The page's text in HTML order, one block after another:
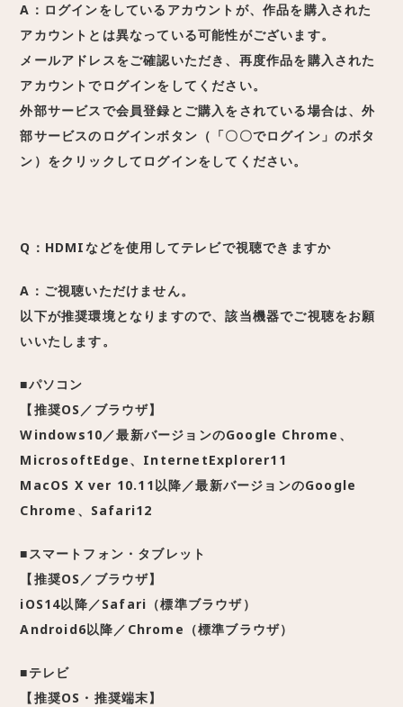
A：ログインをしているアカウントが、作品を購入された
アカウントとは異なっている可能性がございます。
メールアドレスをご確認いただき、再度作品を購入された
アカウントでログインをしてください。
外部サービスで会員登録とご購入をされている場合は、外
部サービスのログインボタン（「〇〇でログイン」のボタ
ン）をクリックしてログインをしてください。
Q：HDMIなどを使用してテレビで視聴できますか
A：ご視聴いただけません。
以下が推奨環境となりますので、該当機器でご視聴をお願
いいたします。
■パソコン
【推奨OS／ブラウザ】
Windows10／最新バージョンのGoogle Chrome、
MicrosoftEdge、InternetExplorer11
MacOS X ver 10.11以降／最新バージョンのGoogle
Chrome、Safari12
■スマートフォン・タブレット
【推奨OS／ブラウザ】
iOS14以降／Safari（標準ブラウザ）
Android6以降／Chrome（標準ブラウザ）
■テレビ
【推奨OS・推奨端末】